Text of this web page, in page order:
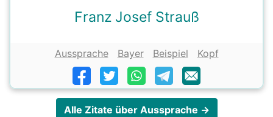
Franz Josef Strauß
Aussprache Bayer Beispiel Kopf
Alle Zitate über Aussprache →